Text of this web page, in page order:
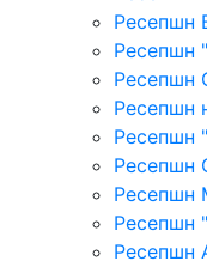
Ресепшн
Ресепшн
Ресепшн
Ресепшн
Ресепшн
Ресепшн
Ресепшн
Ресепшн
Ресепшн